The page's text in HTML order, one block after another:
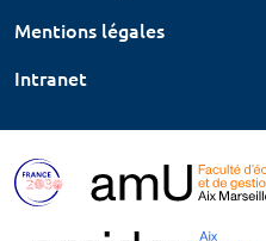
Mentions légales
Intranet